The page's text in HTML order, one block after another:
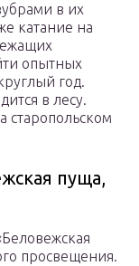
в их
катание на
опытных
год.
в лесу.
старопольском
пуща,
просвещения.